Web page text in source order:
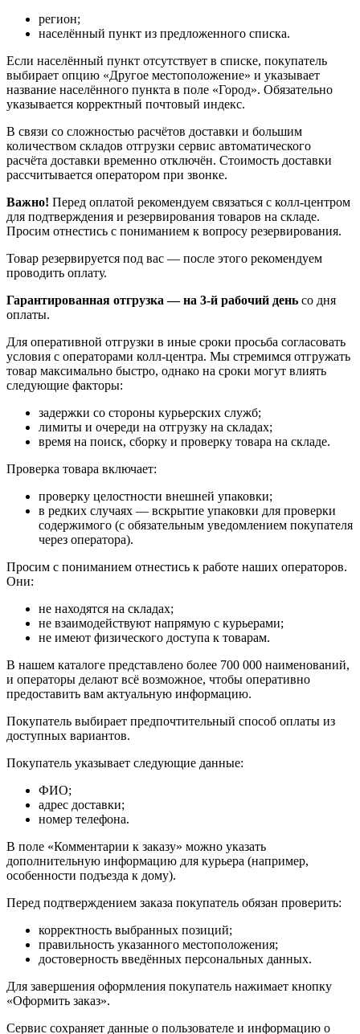
регион;
населённый пункт из предложенного списка.
Если населённый пункт отсутствует в списке, покупатель
выбирает опцию «Другое местоположение» и указывает
название населённого пункта в поле «Город». Обязательно
указывается корректный почтовый индекс.
В связи со сложностью расчётов доставки и большим
количеством складов отгрузки сервис автоматического
расчёта доставки временно отключён. Стоимость доставки
рассчитывается оператором при звонке.
Важно! Перед оплатой рекомендуем связаться с колл‑центром
для подтверждения и резервирования товаров на складе.
Просим отнестись с пониманием к вопросу резервирования.
Товар резервируется под вас — после этого рекомендуем
проводить оплату.
Гарантированная отгрузка — на 3‑й рабочий день со дня
оплаты.
Для оперативной отгрузки в иные сроки просьба согласовать
условия с операторами колл‑центра. Мы стремимся отгружать
товар максимально быстро, однако на сроки могут влиять
следующие факторы:
задержки со стороны курьерских служб;
лимиты и очереди на отгрузку на складах;
время на поиск, сборку и проверку товара на складе.
Проверка товара включает:
проверку целостности внешней упаковки;
в редких случаях — вскрытие упаковки для проверки
содержимого (с обязательным уведомлением покупателя
через оператора).
Просим с пониманием отнестись к работе наших операторов.
Они:
не находятся на складах;
не взаимодействуют напрямую с курьерами;
не имеют физического доступа к товарам.
В нашем каталоге представлено более 700 000 наименований,
и операторы делают всё возможное, чтобы оперативно
предоставить вам актуальную информацию.
Покупатель выбирает предпочтительный способ оплаты из
доступных вариантов.
Покупатель указывает следующие данные:
ФИО;
адрес доставки;
номер телефона.
В поле «Комментарии к заказу» можно указать
дополнительную информацию для курьера (например,
особенности подъезда к дому).
Перед подтверждением заказа покупатель обязан проверить:
корректность выбранных позиций;
правильность указанного местоположения;
достоверность введённых персональных данных.
Для завершения оформления покупатель нажимает кнопку
«Оформить заказ».
Сервис сохраняет данные о пользователе и информацию о